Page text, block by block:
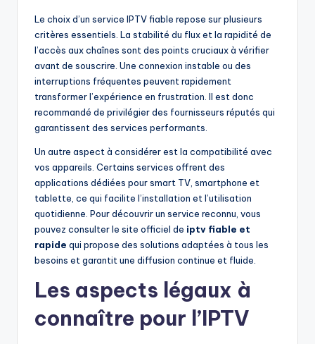
Le choix d’un service IPTV fiable repose sur plusieurs
critères essentiels. La stabilité du flux et la rapidité de
l’accès aux chaînes sont des points cruciaux à vérifier
avant de souscrire. Une connexion instable ou des
interruptions fréquentes peuvent rapidement
transformer l’expérience en frustration. Il est donc
recommandé de privilégier des fournisseurs réputés qui
garantissent des services performants.
Un autre aspect à considérer est la compatibilité avec
vos appareils. Certains services offrent des
applications dédiées pour smart TV, smartphone et
tablette, ce qui facilite l’installation et l’utilisation
quotidienne. Pour découvrir un service reconnu, vous
pouvez consulter le site officiel de iptv fiable et
rapide qui propose des solutions adaptées à tous les
besoins et garantit une diffusion continue et fluide.
Les aspects légaux à
connaître pour l’IPTV